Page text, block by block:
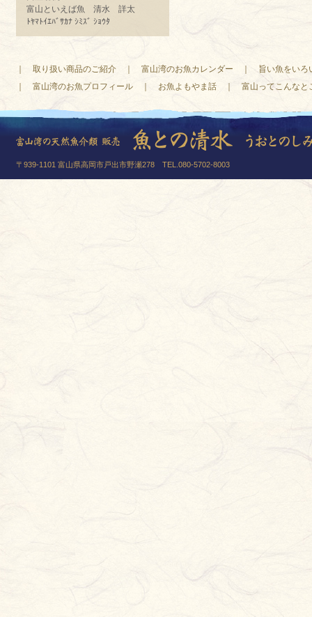
富山といえば魚 清水 詳太
ﾄﾔﾏﾄｲｴﾊﾞｻｶﾅ ｼﾐｽﾞ ｼｮｳﾀ
取り扱い商品のご紹介 富山湾のお魚カレンダー
旨い魚をいろ
富山湾のお魚プロフィール お魚よもやま話 富山ってこんなと
〒939-1101 富山県高岡市戸出市野瀬278 TEL.080-5702-8003